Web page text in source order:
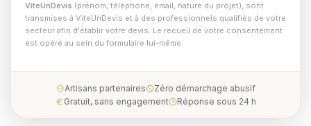
ViteUnDevis (prénom, téléphone, email, nature du projet), sont
transmises à ViteUnDevis et à des professionnels qualifiés de votre
secteur afin d'établir votre devis. Le recueil de votre consentement
est opéré au sein du formulaire lui-même.
Artisans partenaires
Zéro démarchage abusif
Gratuit, sans engagement
Réponse sous 24 h